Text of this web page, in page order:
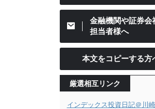
金融機関や証券会
担当者様へ
本文をコピーする方
厳選相互リンク
インデックス投資日記＠川崎